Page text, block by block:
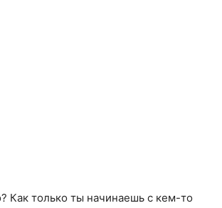
Как только ты начинаешь с кем-то